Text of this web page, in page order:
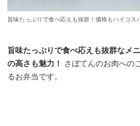
旨味たっぷりで食べ応えも抜群！価格もハイコス
旨味たっぷりで食べ応えも抜群なメ
の高さも魅力！
さぼてんのお肉への
るお弁当です。